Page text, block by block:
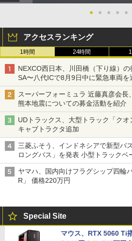
● ● ● ● ●
アクセスランキング
1時間 24時間
NEXCO西日本、川田橋（下り線）
SA〜八代ICで8月9日中に緊急車両を
スーパーフォーミュラ 近藤真彦会
熊本地震についての募金活動を紹介
UDトラックス、大型トラック「ク
キャブトラクタ追加
三菱ふそう、インドネシアで新型バ
ロングバス」を発表 小型トラックベ
バス
ヤマハ、国内向けフラグシップ四輪
R」 価格220万円
Special Site
マウス、RTX 5060 Ti